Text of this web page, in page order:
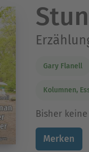
Gary Flanell
Kolumnen,
Bisher
Merken